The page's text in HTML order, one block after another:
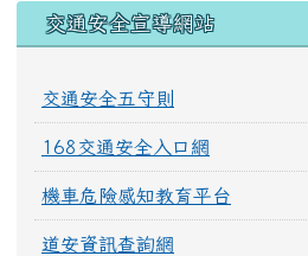
交通安全宣導網站
交通安全五守則
168交通安全入口網
機車危險感知教育平台
道安資訊查詢網